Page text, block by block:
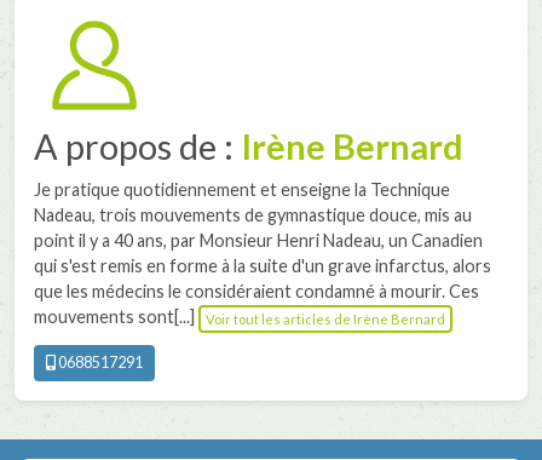
A propos de : Irène Bernard
Je pratique quotidiennement et enseigne la Technique
Nadeau, trois mouvements de gymnastique douce, mis au
point il y a 40 ans, par Monsieur Henri Nadeau, un Canadien
qui s'est remis en forme à la suite d'un grave infarctus, alors
que les médecins le considéraient condamné à mourir. Ces
mouvements sont[...]
Voir tout les articles de Irène Bernard
0688517291